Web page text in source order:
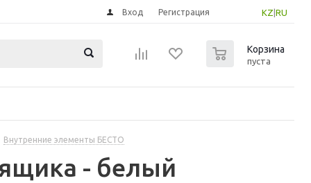
KZ RU
Вход Регистрация
Корзина
пуста
Внутренние элементы БЕСТО
ящика - белый